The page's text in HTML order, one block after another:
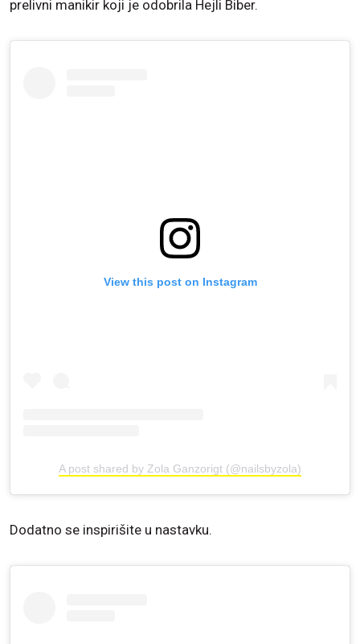
prelivni manikir koji je odobrila Hejli Biber.
View this post on Instagram
A post shared by Zola Ganzorigt (@nailsbyzola)
Dodatno se inspirišite u nastavku.